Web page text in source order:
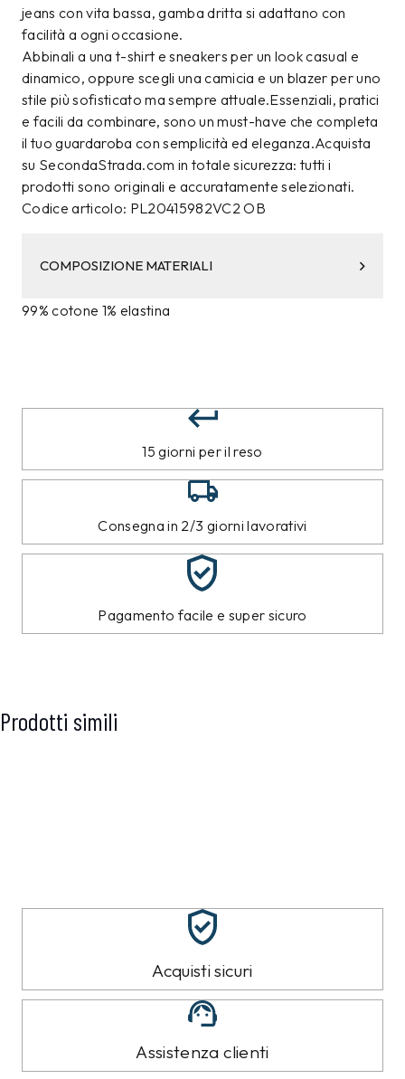
jeans con vita bassa, gamba dritta si adattano con
facilità a ogni occasione.
Abbinali a una t-shirt e sneakers per un look casual e
dinamico, oppure scegli una camicia e un blazer per uno
stile più sofisticato ma sempre attuale.Essenziali, pratici
e facili da combinare, sono un must-have che completa
il tuo guardaroba con semplicità ed eleganza.Acquista
su SecondaStrada.com in totale sicurezza: tutti i
prodotti sono originali e accuratamente selezionati.
Codice articolo: PL20415982VC2 OB
COMPOSIZIONE MATERIALI
99% cotone 1% elastina
15 giorni per il reso
Consegna in 2/3 giorni lavorativi
Pagamento facile e super sicuro
Prodotti simili
Acquisti sicuri
Assistenza clienti